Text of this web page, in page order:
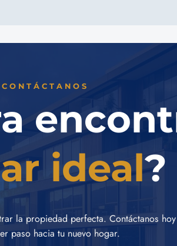
CONTÁCTANOS
ideal?
la propiedad perfecta. Contáctanos
paso hacia tu nuevo hogar.